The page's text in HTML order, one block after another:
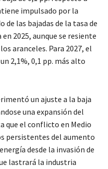
impulsado por la
las bajadas de la tasa de
2025, aunque se resiente
aranceles. Para 2027, el
2,1%, 0,1 pp. más alto
un ajuste a la baja
una expansión del
que el conflicto en Medio
persistentes del aumento
desde la invasión de
lastrará la industria